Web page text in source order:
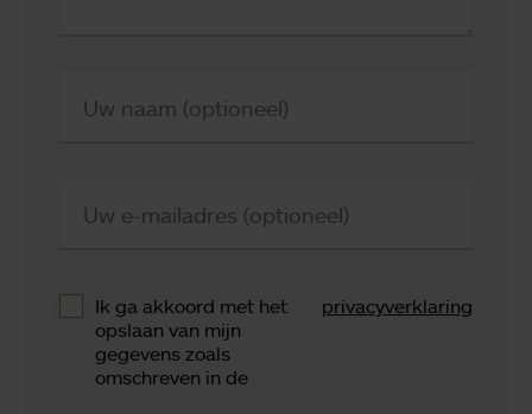
Uw naam (optioneel)
Uw e-mailadres (optioneel)
Ik ga akkoord met het
opslaan van mijn
gegevens zoals
omschreven in de
privacyverklaring